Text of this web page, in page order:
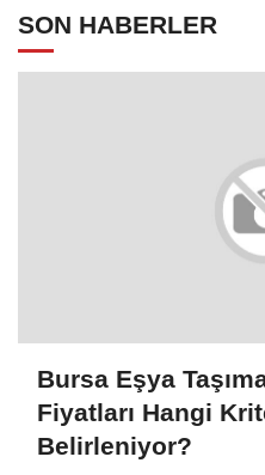
SON HABERLER
Bursa Eşya
Fiyatları Hangi
Belirleniyor?